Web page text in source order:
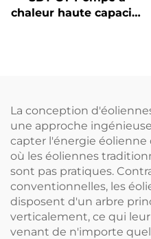
chaleur haute capacité
commerciaux Système
grand volume pour
bâtiments
La conception
une approche
capter l'énergie
où les éoliennes
sont pas pratiques.
conventionnelles, les
disposent d'un arbre
verticalement, ce qui
venant de n'importe